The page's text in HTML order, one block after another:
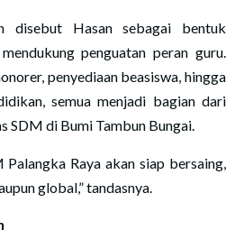
disebut Hasan sebagai bentuk
penguatan peran guru.
penyediaan beasiswa, hingga
semua menjadi bagian dari
SDM di Bumi Tambun Bungai.
Raya akan siap bersaing,
global,” tandasnya.